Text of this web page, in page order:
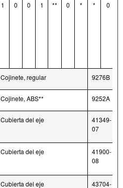
1 0 0 1 ** 0 * * 0
Cojinete, regular 9276B
Cojinete, ABS** 9252A
Cubierta del eje
41349-
07
Cubierta del eje
41900-
08
Cubierta del eje
43704-